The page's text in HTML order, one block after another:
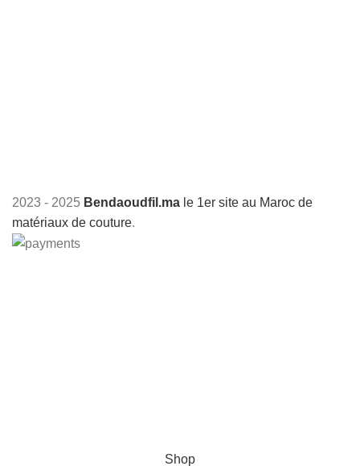
2023 - 2025 Bendaoudfil.ma le 1er site au Maroc de
matériaux de couture.
Shop